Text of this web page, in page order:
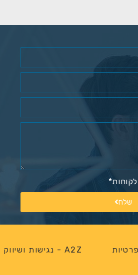
שלח
A2Z - נגישות ושיווק דיגיטלי